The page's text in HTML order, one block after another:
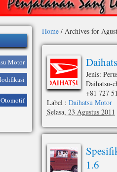
Motor
Home / Archives for
Jenis:
Daihatsu-
+81 727
Label : Daihatsu Motor
Selasa, 23 Agustus 2011
1.6